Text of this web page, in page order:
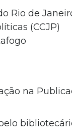
Rio de
(CCJP)
na